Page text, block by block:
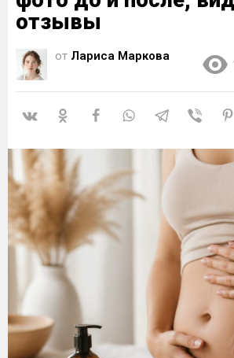
отзывы
от Лариса Маркова